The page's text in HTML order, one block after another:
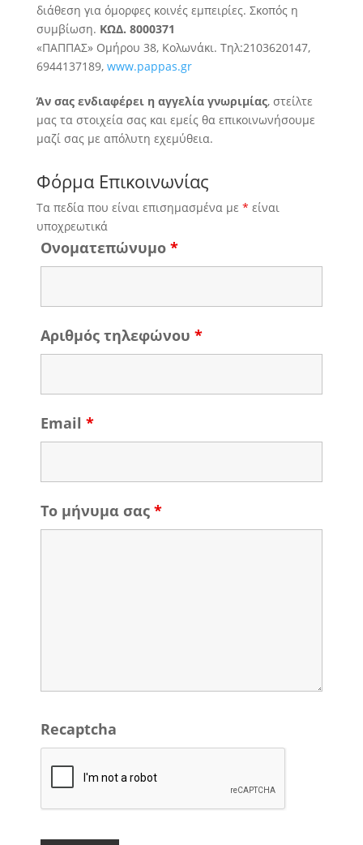
διάθεση για όμορφες κοινές εμπειρίες. Σκοπός η
συμβίωση. ΚΩΔ. 8000371
«ΠΑΠΠΑΣ» Ομήρου 38, Κολωνάκι. Τηλ:2103620147,
6944137189, www.pappas.gr
Άν σας ενδιαφέρει η αγγελία γνωριμίας, στείλτε
μας τα στοιχεία σας και εμείς θα επικοινωνήσουμε
μαζί σας με απόλυτη εχεμύθεια.
Φόρμα Επικοινωνίας
Τα πεδία που είναι επισημασμένα με * είναι
υποχρεωτικά
Ονοματεπώνυμο *
Αριθμός τηλεφώνου *
Email *
Το μήνυμα σας *
Recaptcha